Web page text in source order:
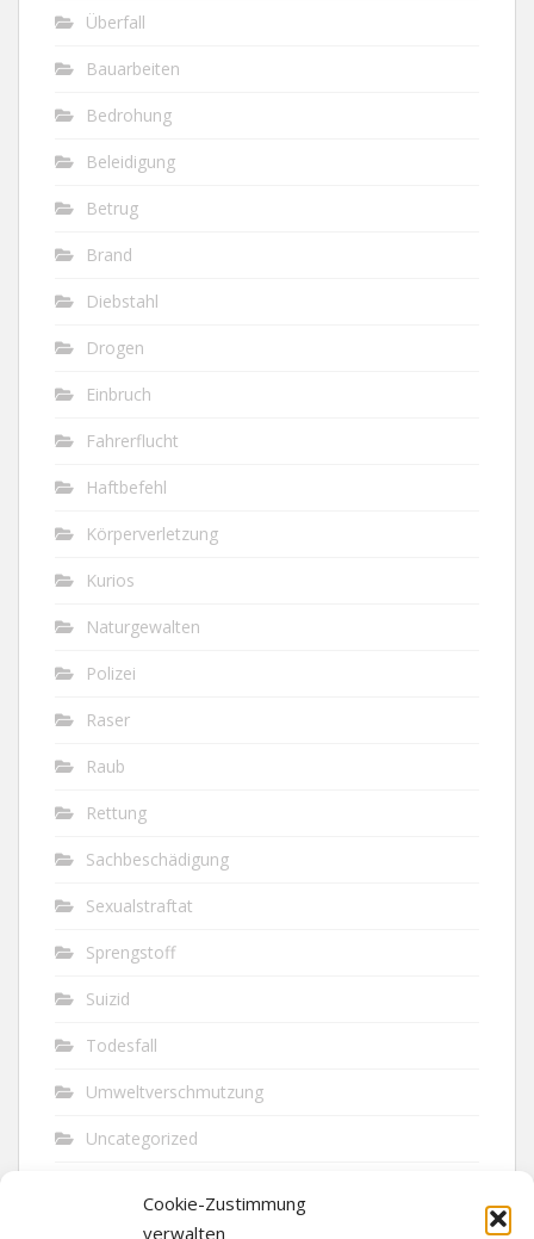
Cookie-Zustimmung
verwalten
Überfall
Bauarbeiten
Bedrohung
Beleidigung
Betrug
Brand
Diebstahl
Drogen
Einbruch
Fahrerflucht
Haftbefehl
Körperverletzung
Kurios
Naturgewalten
Polizei
Raser
Raub
Rettung
Sachbeschädigung
Sexualstraftat
Sprengstoff
Suizid
Todesfall
Umweltverschmutzung
Uncategorized
Vandalismus